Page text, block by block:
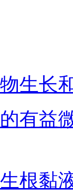
生长
有益
根黏